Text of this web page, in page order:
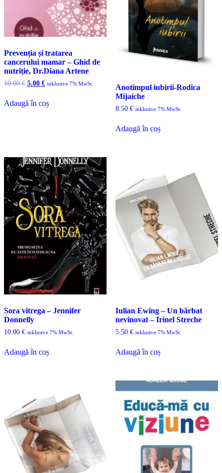
Prevenția și tratarea
cancerului mamar – Ghid de
nutriție, Dr.Diana Artene
10.00€ Prețul
a
fost:
5.00 €Prețul
5.00 €.
inklusive 7% MwSt.
Adaugă în coș
Anotimpul iubirii-Rodica
Mijaiche
8.50 € inklusive 7% MwSt.
Adaugă în coș
Sora vitrega – Jennifer
Donnelly
10.00 € inklusive 7% MwSt.
Adaugă în coș
Iulian Ewing – Un bărbat
nevinovat – Irinel Streche
5.50 € inklusive 7% MwSt.
Adaugă în coș